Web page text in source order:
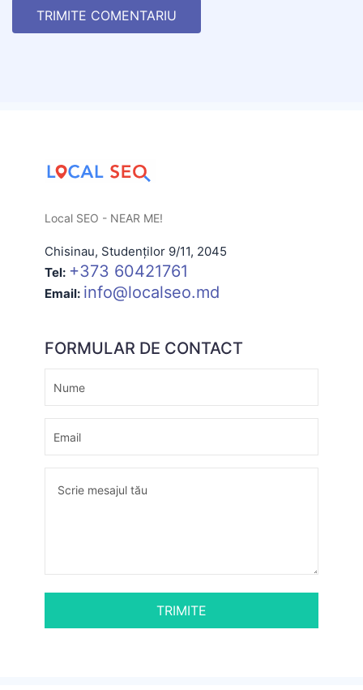
TRIMITE COMENTARIU
Local SEO - NEAR ME!
Chisinau, Studenților 9/11, 2045
Tel: +373 60421761
Email: info@localseo.md
FORMULAR DE CONTACT
TRIMITE